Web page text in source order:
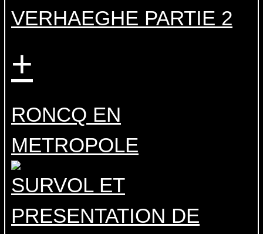
VERHAEGHE PARTIE 2
+
RONCQ EN
METROPOLE
SURVOL ET
PRESENTATION DE